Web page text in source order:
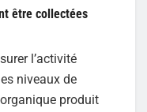
être collectées
l’activité
niveaux de
produit